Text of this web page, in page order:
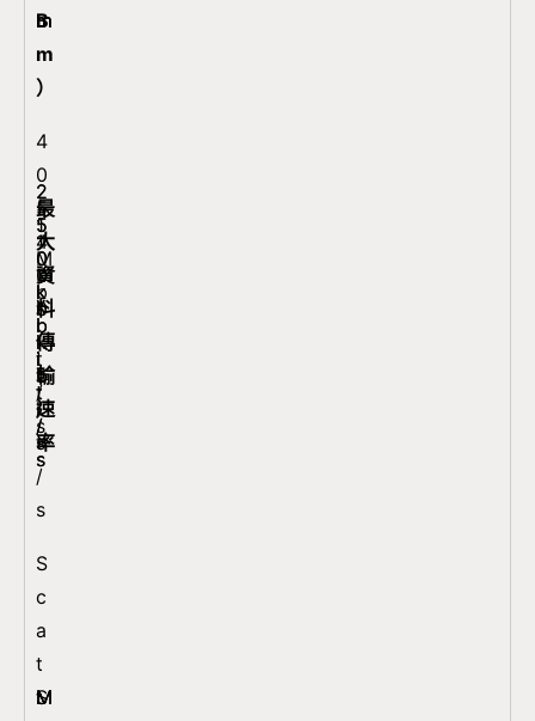
B
m
）
m
m
m
最
大
資
料
傳
輸
速
率
5
4
M
b
i
t
/
s
4
0
~
1
0
0
k
b
i
t
/
s
2
5
0
k
b
i
t
/
s
2
5
0
k
b
i
t
/
s
1
M
b
i
t
/
s
S
M
M
M
S
c
a
t
t